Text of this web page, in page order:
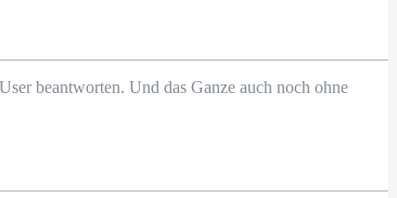
beantworten. Und das Ganze auch noch ohne